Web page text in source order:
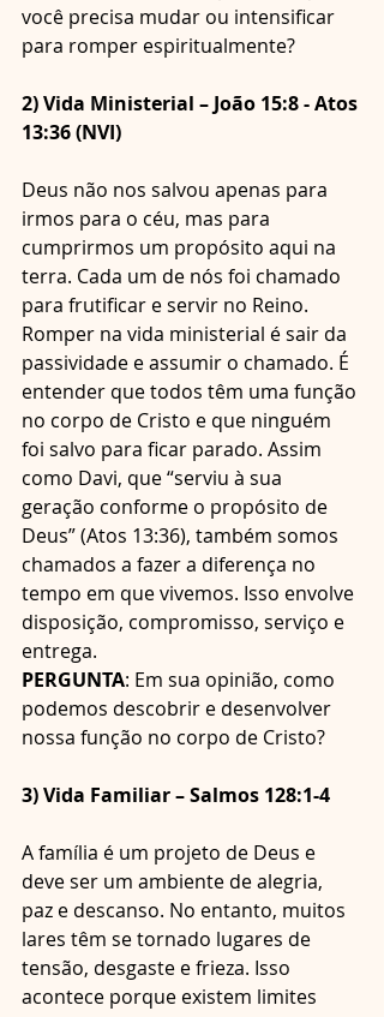
você precisa mudar ou intensificar
para romper espiritualmente?
2) Vida Ministerial – João 15:8 - Atos
13:36 (NVI)
Deus não nos salvou apenas para
irmos para o céu, mas para
cumprirmos um propósito aqui na
terra. Cada um de nós foi chamado
para frutificar e servir no Reino.
Romper na vida ministerial é sair da
passividade e assumir o chamado. É
entender que todos têm uma função
no corpo de Cristo e que ninguém
foi salvo para ficar parado. Assim
como Davi, que “serviu à sua
geração conforme o propósito de
Deus” (Atos 13:36), também somos
chamados a fazer a diferença no
tempo em que vivemos. Isso envolve
disposição, compromisso, serviço e
entrega.
PERGUNTA: Em sua opinião, como
podemos descobrir e desenvolver
nossa função no corpo de Cristo?
3) Vida Familiar – Salmos 128:1-4
A família é um projeto de Deus e
deve ser um ambiente de alegria,
paz e descanso. No entanto, muitos
lares têm se tornado lugares de
tensão, desgaste e frieza. Isso
acontece porque existem limites